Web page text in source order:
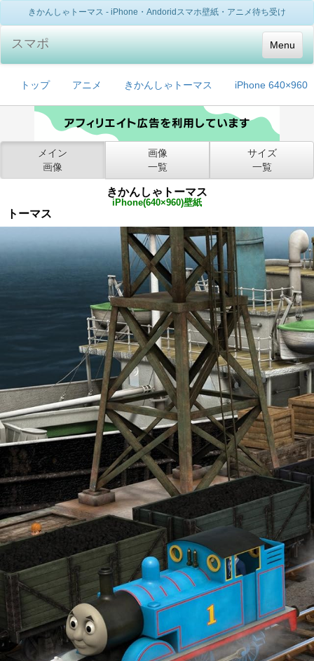
きかんしゃトーマス - iPhone・Andoridスマホ壁紙・アニメ待ち受け
Menu
スマポ
トップ アニメ きかんしゃトーマス iPhone 640×960
メイン
画像
画像
一覧
サイズ
一覧
きかんしゃトーマス
iPhone(640×960)壁紙
トーマス